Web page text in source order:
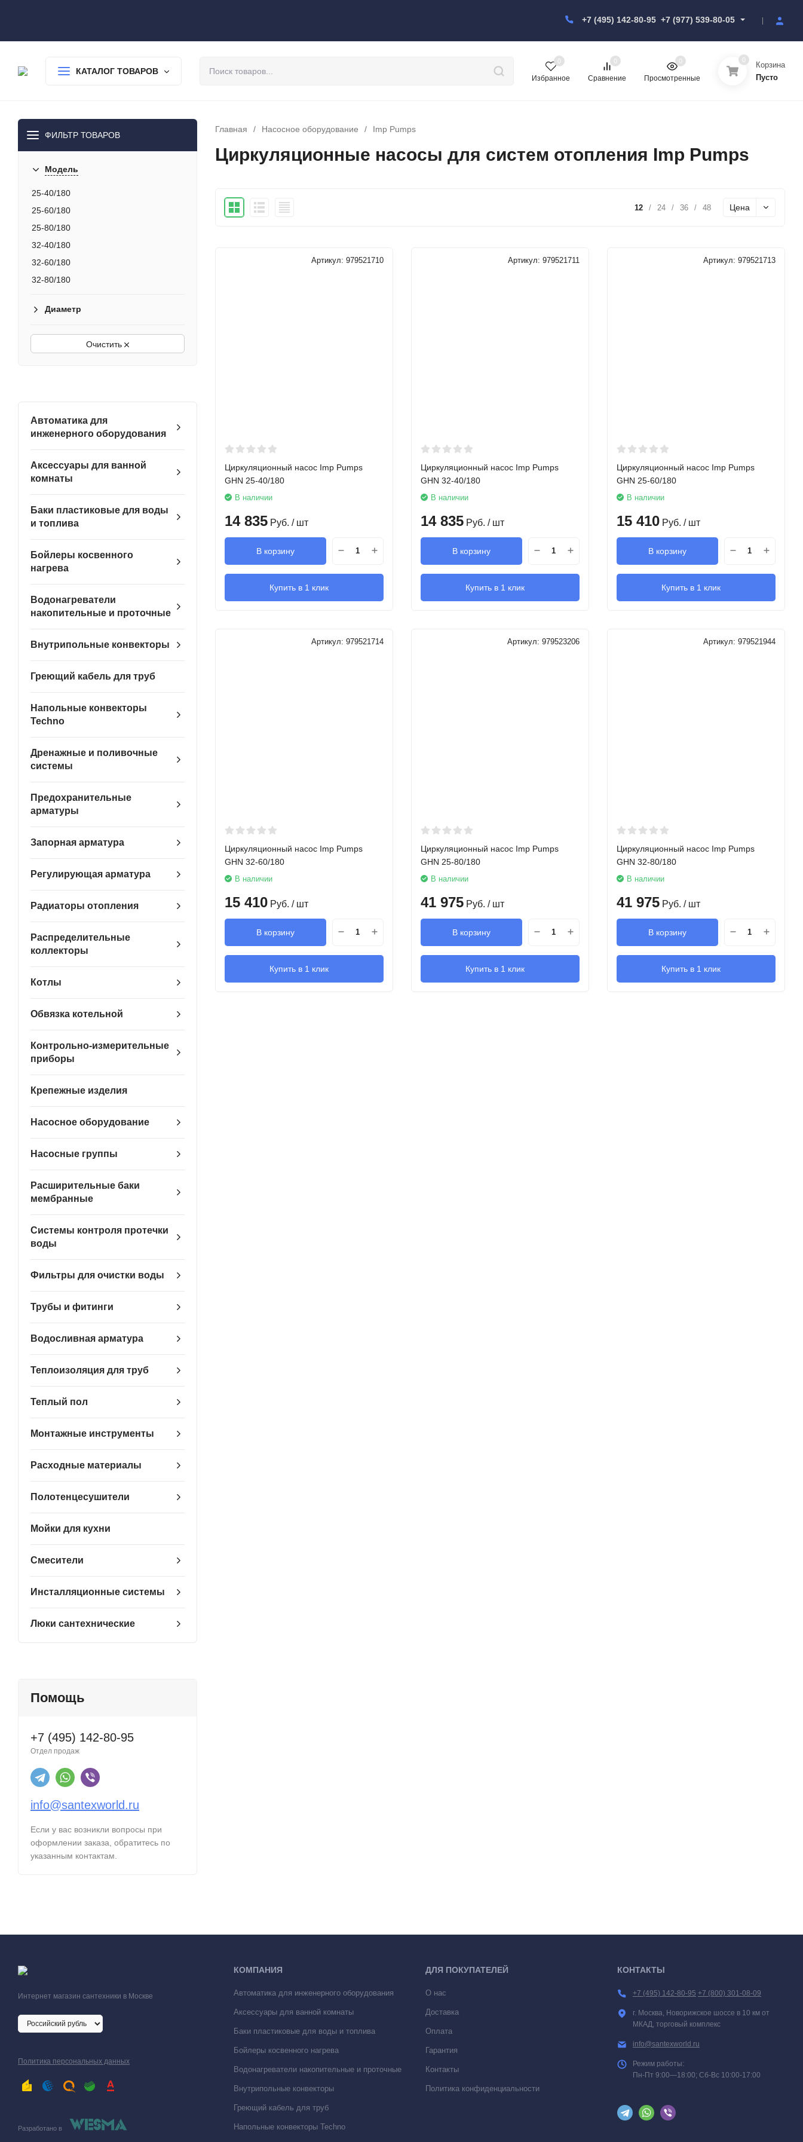
+7 (495) 142-80-95 +7 (977) 539-80-05
КАТАЛОГ ТОВАРОВ
Избранное
0
Сравнение
0
Просмотренные
0 0
Корзина
Пусто
ФИЛЬТР ТОВАРОВ
Модель
25-40/180
25-60/180
25-80/180
32-40/180
32-60/180
32-80/180
Диаметр
Очистить
Автоматика для
инженерного оборудования
Аксессуары для ванной
комнаты
Баки пластиковые для воды
и топлива
Бойлеры косвенного
нагрева
Водонагреватели
накопительные и проточные
Внутрипольные конвекторы
Греющий кабель для труб
Напольные конвекторы
Techno
Дренажные и поливочные
системы
Предохранительные
арматуры
Запорная арматура
Регулирующая арматура
Радиаторы отопления
Распределительные
коллекторы
Котлы
Обвязка котельной
Контрольно-измерительные
приборы
Крепежные изделия
Насосное оборудование
Насосные группы
Расширительные баки
мембранные
Системы контроля протечки
воды
Фильтры для очистки воды
Трубы и фитинги
Водосливная арматура
Теплоизоляция для труб
Теплый пол
Монтажные инструменты
Расходные материалы
Полотенцесушители
Мойки для кухни
Смесители
Инсталляционные системы
Люки сантехнические
Помощь
+7 (495) 142-80-95
Отдел продаж
info@santexworld.ru
Если у вас возникли вопросы при
оформлении заказа, обратитесь по
указанным контактам.
Главная / Насосное оборудование / Imp Pumps
Циркуляционные насосы для систем отопления Imp Pumps
12 / 24 / 36 / 48 Цена
Артикул: 979521710
Циркуляционный насос Imp Pumps
GHN 25-40/180
В наличии
14 835 Руб. / шт
В корзину
Купить в 1 клик
Артикул: 979521711
Циркуляционный насос Imp Pumps
GHN 32-40/180
В наличии
14 835 Руб. / шт
В корзину
Купить в 1 клик
Артикул: 979521713
Циркуляционный насос Imp Pumps
GHN 25-60/180
В наличии
15 410 Руб. / шт
В корзину
Купить в 1 клик
Артикул: 979521714
Циркуляционный насос Imp Pumps
GHN 32-60/180
В наличии
15 410 Руб. / шт
В корзину
Купить в 1 клик
Артикул: 979523206
Циркуляционный насос Imp Pumps
GHN 25-80/180
В наличии
41 975 Руб. / шт
В корзину
Купить в 1 клик
Артикул: 979521944
Циркуляционный насос Imp Pumps
GHN 32-80/180
В наличии
41 975 Руб. / шт
В корзину
Купить в 1 клик
Интернет магазин сантехники в Москве
Политика персональных данных
Разработано в
КОМПАНИЯ
Автоматика для инженерного оборудования
Аксессуары для ванной комнаты
Баки пластиковые для воды и топлива
Бойлеры косвенного нагрева
Водонагреватели накопительные и проточные
Внутрипольные конвекторы
Греющий кабель для труб
Напольные конвекторы Techno
ДЛЯ ПОКУПАТЕЛЕЙ
О нас
Доставка
Оплата
Гарантия
Контакты
Политика конфиденциальности
КОНТАКТЫ
+7 (495) 142-80-95 +7 (800) 301-08-09
г. Москва, Новорижское шоссе в 10 км от
МКАД, торговый комплекс
info@santexworld.ru
Режим работы:
Пн-Пт 9:00—18:00; Сб-Вс 10:00-17:00